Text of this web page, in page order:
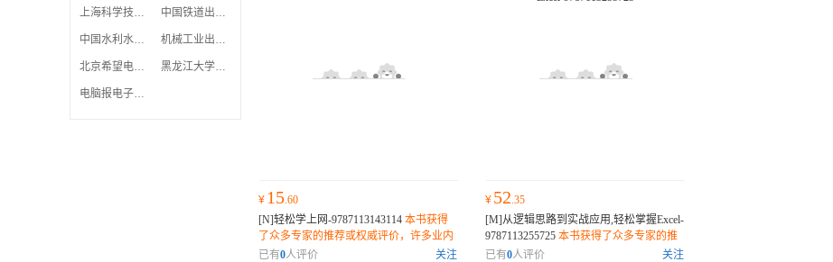
¥ 15.60
[N]轻松学上网-9787113143114 本书获得
了众多专家的推荐或权威评价，许多业内
人士和读者纷纷表示它是一部不可错过的
已有0人评价
关注
¥ 52.35
[M]从逻辑思路到实战应用,轻松掌握Excel-
9787113255725 本书获得了众多专家的推
荐或权威评价，许多业内人士和读者纷纷
已有0人评价
关注
上海科学技术出版社 中国铁道出版社
中国水利水电出版社 机械工业出版社
北京希望电子出版社 黑龙江大学出版社
电脑报电子音像出版社